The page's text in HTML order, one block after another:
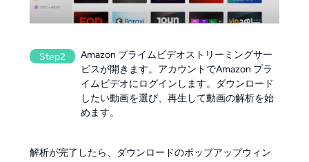
Step2
Amazon プライムビデオストリーミングサー
ビスが開きます。アカウントでAmazon プラ
イムビデオにログインします。ダウンロード
したい動画を選び、再生して動画の解析を始
めます。
解析が完了したら、ダウンロードのポップアップウィン